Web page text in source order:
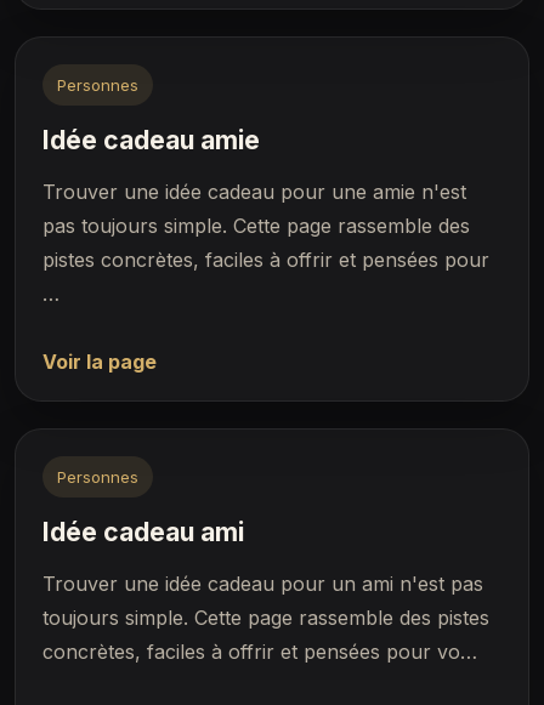
Personnes
Idée cadeau amie
Trouver une idée cadeau pour une amie n'est
pas toujours simple. Cette page rassemble des
pistes concrètes, faciles à offrir et pensées pour
…
Voir la page
Personnes
Idée cadeau ami
Trouver une idée cadeau pour un ami n'est pas
toujours simple. Cette page rassemble des pistes
concrètes, faciles à offrir et pensées pour vo…